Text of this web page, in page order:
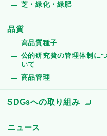
芝・緑化・緑肥
品質
高品質種子
公的研究費の管理体制につ
いて
商品管理
SDGsへの取り組み
ニュース